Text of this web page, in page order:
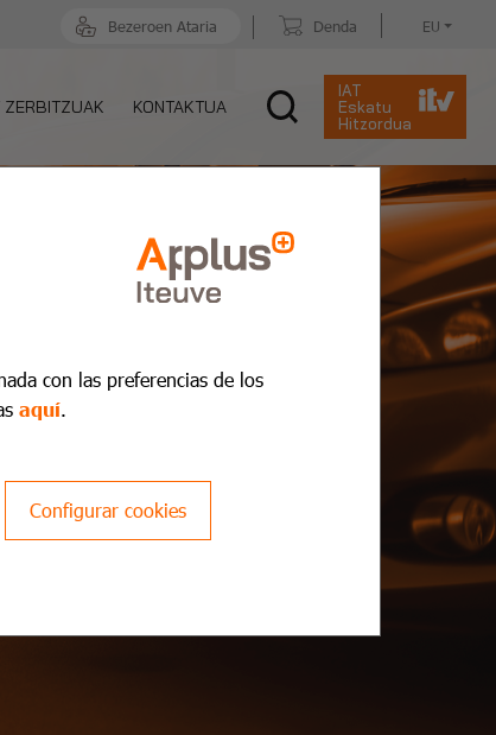
Bezeroen Ataria Denda EU
ZERBITZUAK KONTAKTUA
IAT
Eskatu
Hitzordua
con las preferencias de los
aquí.
Configurar cookies